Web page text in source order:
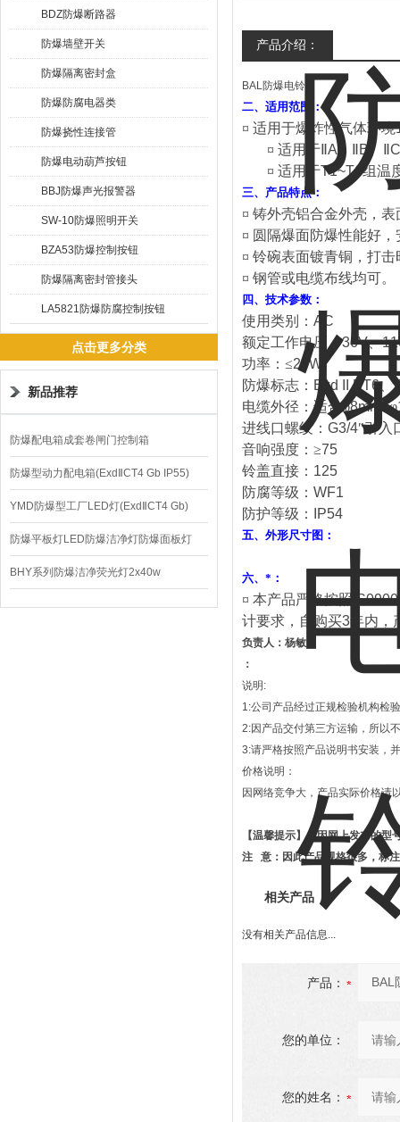
BDZ防爆断路器
防爆墙壁开关
防爆隔离密封盒
防爆防腐电器类
防爆挠性连接管
防爆电动葫芦按钮
BBJ防爆声光报警器
SW-10防爆照明开关
BZA53防爆控制按钮
防爆隔离密封管接头
LA5821防爆防腐控制按钮
点击更多分类
新品推荐
防爆配电箱成套卷闸门控制箱
防爆型动力配电箱(ExdⅡCT4 Gb IP55)
YMD防爆型工厂LED灯(ExdⅡCT4 Gb)
220V/150W
防爆平板灯LED防爆洁净灯防爆面板灯
BHY系列防爆洁净荧光灯2x40w
产品介绍：
BAL防爆电铃
二、适用范围：
¤ 适用于爆炸性气体环境
¤ 适用于Ⅱ A、Ⅱ B 、Ⅱ C
¤ 适用于T1~T6组温
三、产品特点：
¤ 铸外壳铝合金外壳，表
¤ 圆隔爆面防爆性能好
¤ 铃碗表面镀青铜，打
¤ 钢管或电缆布线均可。
四、技术参数：
使用类别： AC
额定工作电压：36V、
功率：≤20W
防爆标志： Exd II BT6、
电缆外径：适合φ8mm~φ
进线口螺纹： G3/4″引入
音响强度：≥75
铃盖直接： 125
防腐等级： WF1
防护等级：
IP54
五、外形尺寸图：
六、 *：
¤ 本产品严格按照
计要求，自购买3年内，
负责人：杨敏
：
说明:
1:公司产品经过正规检验机构检
2:因产品交付第三方运输，所以
3:请严格按照产品说明书安装，
价格说明：
因网络竞争大，产品实际价格请
【温馨提示】：因网上发布的
注
意：因此产品规格很多，标
相关产品
没有相关产品信息...
产品：
您的单位：
您的姓名：